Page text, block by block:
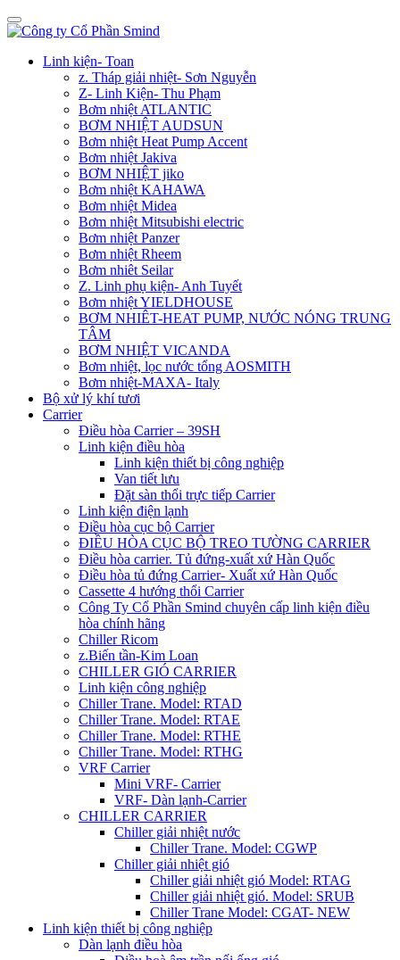
Linh kiện- Toan
z. Tháp giải nhiệt- Sơn Nguyễn
Z- Linh Kiện- Thu Phạm
Bơm nhiệt ATLANTIC
BƠM NHIỆT AUDSUN
Bơm nhiệt Heat Pump Accent
Bơm nhiệt Jakiva
BƠM NHIỆT jiko
Bơm nhiệt KAHAWA
Bơm nhiệt Midea
Bơm nhiệt Mitsubishi electric
Bơm nhiệt Panzer
Bơm nhiệt Rheem
Bơm nhiêt Seilar
Z. Linh phụ kiện- Anh Tuyết
Bơm nhiệt YIELDHOUSE
BƠM NHIÊT-HEAT PUMP, NƯỚC NÓNG TRUNG
TÂM
BƠM NHIỆT VICANDA
Bơm nhiệt, lọc nước tổng AOSMITH
Bơm nhiệt-MAXA- Italy
Bộ xử lý khí tươi
Carrier
Điều hòa Carrier – 39SH
Linh kiện điều hòa
Linh kiện thiết bị công nghiệp
Van tiết lưu
Đặt sàn thổi trực tiếp Carrier
Linh kiện điện lạnh
Điều hòa cục bộ Carrier
ĐIỀU HÒA CỤC BỘ TREO TƯỜNG CARRIER
Điều hòa carrier. Tủ đứng-xuất xứ Hàn Quốc
Điều hòa tủ đứng Carrier- Xuất xứ Hàn Quốc
Cassette 4 hướng thổi Carrier
Công Ty Cổ Phần Smind chuyên cấp linh kiện điều
hòa chính hãng
Chiller Ricom
z.Biến tần-Kim Loan
CHILLER GIÓ CARRIER
Linh kiện công nghiệp
Chiller Trane. Model: RTAD
Chiller Trane. Model: RTAE
Chiller Trane. Model: RTHE
Chiller Trane. Model: RTHG
VRF Carrier
Mini VRF- Carrier
VRF- Dàn lạnh-Carrier
CHILLER CARRIER
Chiller giải nhiệt nước
Chiller Trane. Model: CGWP
Chiller giải nhiệt gió
Chiller giải nhiệt gió Model: RTAG
Chiller giải nhiệt gió. Model: SRUB
Chiller Trane Model: CGAT- NEW
Linh kiện thiết bị công nghiệp
Dàn lạnh điều hòa